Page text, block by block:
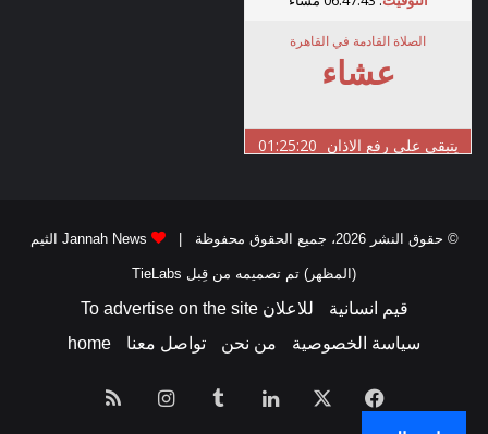
© حقوق النشر 2026، جميع الحقوق محفوظة | Jannah News الثيم
(المظهر) تم تصميمه من قِبل TieLabs
قيم انسانية
للاعلان To advertise on the site
سياسة الخصوصية
من نحن تواصل معنا home
فيسبوك لينكدإن انستقرام